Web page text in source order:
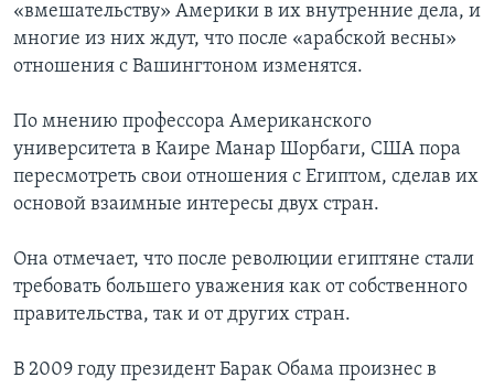
«вмешательству» Америки в их внутренние дела, и
многие из них ждут, что после «арабской весны»
отношения с Вашингтоном изменятся.
По мнению профессора Американского
университета в Каире Манар Шорбаги, США пора
пересмотреть свои отношения с Египтом, сделав их
основой взаимные интересы двух стран.
Она отмечает, что после революции египтяне стали
требовать большего уважения как от собственного
правительства, так и от других стран.
В 2009 году президент Барак Обама произнес в